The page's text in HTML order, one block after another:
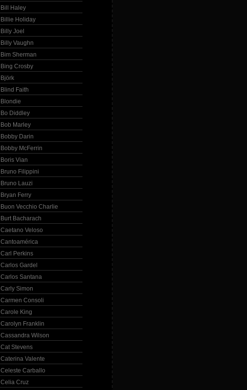
Bill Haley
Billie Holiday
Billy Joel
Billy Vaughn
Bim Sherman
Bing Crosby
Björk
Blind Faith
Blondie
Bo Diddley
Bob Marley
Bobby Darin
Bobby McFerrin
Boris Vian
Bruno Filippini
Bruno Lauzi
Bryan Ferry
Buon Vecchio Charlie
Burt Bacharach
Caetano Veloso
Cantoamérica
Carl Perkins
Carlos Gardel
Carlos Santana
Carly Simon
Carmen Consoli
Carole King
Carolyn Franklin
Cassandra Wilson
Cat Stevens
Caterina Valente
Celeste Carballo
Celia Cruz